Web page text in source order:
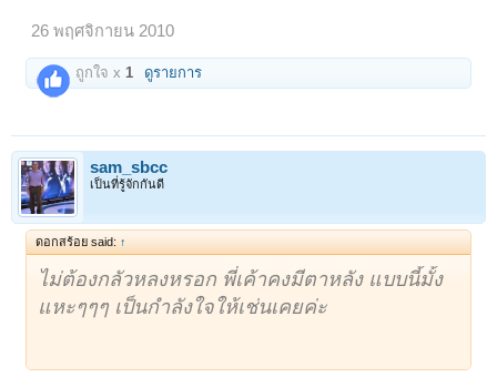
26 พฤศจิกายน 2010
ถูกใจ x 1 ดูรายการ
sam_sbcc
เป็นที่รู้จักกันดี
ดอกสร้อย said: ↑
ไม่ต้องกลัวหลงหรอก พี่เค้าคงมีตาหลัง แบบนี้มั้ง
แหะๆๆๆ เป็นกำลังใจให้เช่นเคยค่ะ